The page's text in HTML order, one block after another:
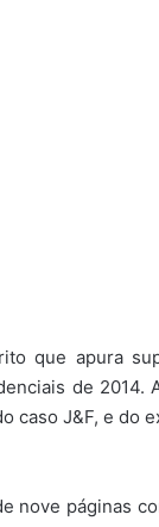
que apura
de 2014.
caso J&F, e do
nove páginas